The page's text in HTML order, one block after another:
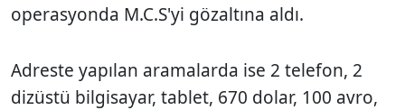
operasyonda M.C.S'yi gözaltına aldı.
Adreste yapılan aramalarda ise 2 telefon, 2
dizüstü bilgisayar, tablet, 670 dolar, 100 avro,